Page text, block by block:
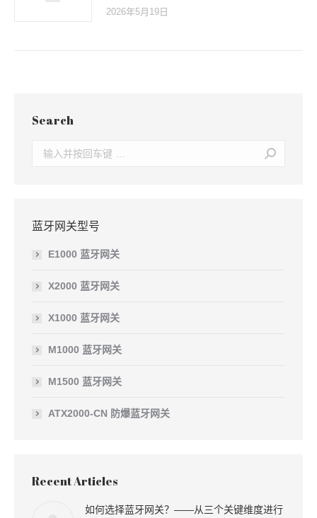
2026年5月19日
Search
Search:
蓝牙网关型号
E1000 蓝牙网关
X2000 蓝牙网关
X1000 蓝牙网关
M1000 蓝牙网关
M1500 蓝牙网关
ATX2000-CN 防爆蓝牙网关
Recent Articles
如何选择蓝牙网关？——从三个关键维度进行